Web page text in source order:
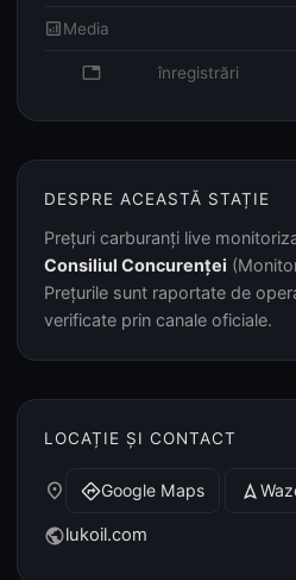
analyticsMedia
database înregistrări
DESPRE ACEASTĂ STAȚIE
Prețuri carburanți live
Consiliul Concurenței
Prețurile sunt raportate de
verificate prin canale oficiale.
LOCAȚIE ȘI CONTACT
place directionsGoogle Maps navigation
publiclukoil.com